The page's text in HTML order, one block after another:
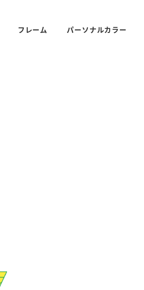
フレーム パーソナルカラー